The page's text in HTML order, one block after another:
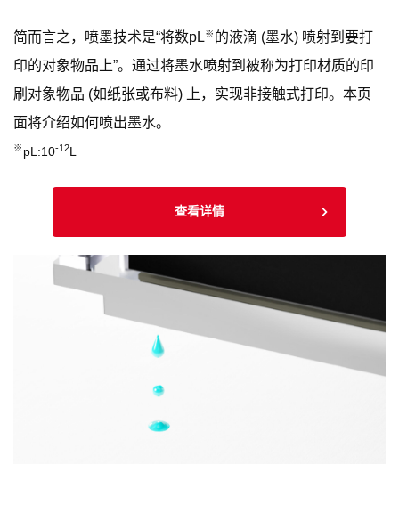
简而言之，喷墨技术是“将数pL※ 的液滴 (墨水) 喷射到要打
印的对象物品上”。通过将墨水喷射到被称为打印材质的印
刷对象物品 (如纸张或布料) 上，实现非接触式打印。本页
面将介绍如何喷出墨水。
※ pL:10-12L
查看详情